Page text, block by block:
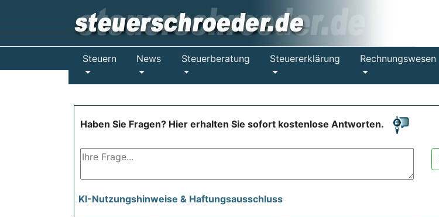
Steuern News Steuerberatung Steuererklärung Rechnungswesen
Haben Sie Fragen? Hier erhalten Sie sofort kostenlose Antworten.
KI-Nutzungshinweise & Haftungsausschluss